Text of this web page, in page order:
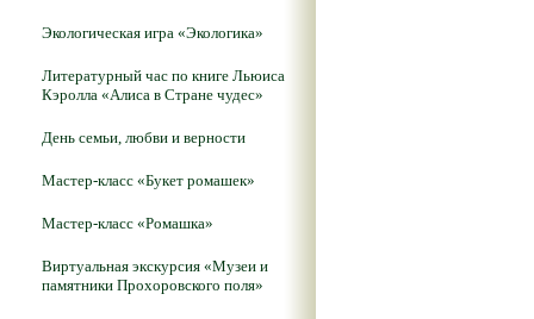
Экологическая игра «Экологика»
Литературный час по книге Льюиса
Кэролла «Алиса в Стране чудес»
День семьи, любви и верности
Мастер-класс «Букет ромашек»
Мастер-класс «Ромашка»
Виртуальная экскурсия «Музеи и
памятники Прохоровского поля»